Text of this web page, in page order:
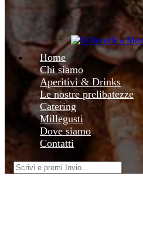
Home
Chi siamo
Aperitivi & Drinks
Le nostre prelibatezze
Catering
Millegusti
Dove siamo
Contatti